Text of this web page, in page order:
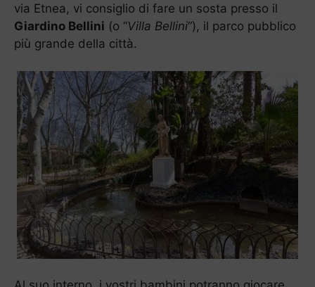
via Etnea, vi consiglio di fare un sosta presso il
Giardino Bellini (o “Villa Bellini“), il parco pubblico
più grande della città.